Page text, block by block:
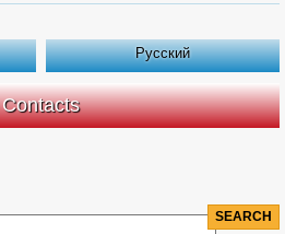
Русский
Contacts